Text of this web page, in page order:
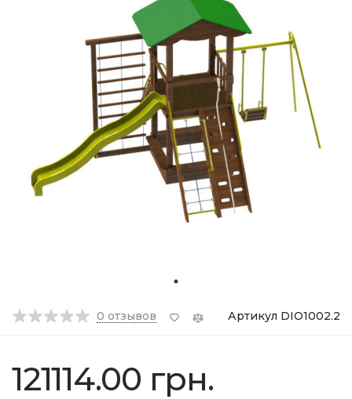
0 отзывов Артикул DIO1002.2
121114.00 грн.